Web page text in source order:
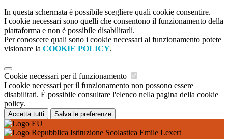
In questa schermata è possibile scegliere quali cookie consentire.
I cookie necessari sono quelli che consentono il funzionamento della
piattaforma e non è possibile disabilitarli.
Per conoscere quali sono i cookie necessari al funzionamento potete
visionare la COOKIE POLICY.
Cookie necessari per il funzionamento
I cookie necessari per il funzionamento non possono essere
disabilitati. È possibile consultare l'elenco nella pagina della cookie
policy.
Accetta tutti Salva le preferenze
Istituzione Scolastica Emile Lexert